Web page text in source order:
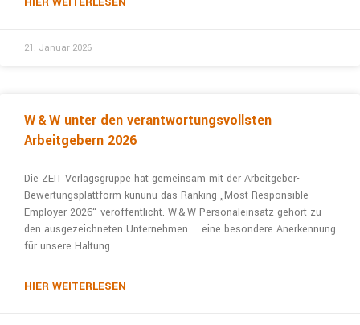
21. Januar 2026
W & W unter den verantwortungs­vollsten
Arbeitgebern 2026
Die ZEIT Verlagsgruppe hat gemeinsam mit der Arbeitgeber-
Bewertungs­plattform kununu das Ranking „Most Responsible
Employer 2026“ veröffentlicht. W & W Personaleinsatz gehört zu
den ausgezeichneten Unternehmen – eine beson­dere Anerken­nung
für unsere Haltung.
HIER WEITERLESEN